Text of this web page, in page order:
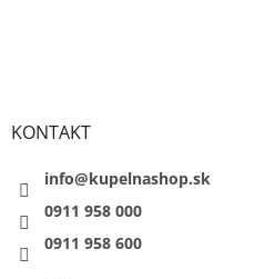
KONTAKT
info@kupelnashop.sk
0911 958 000
0911 958 600